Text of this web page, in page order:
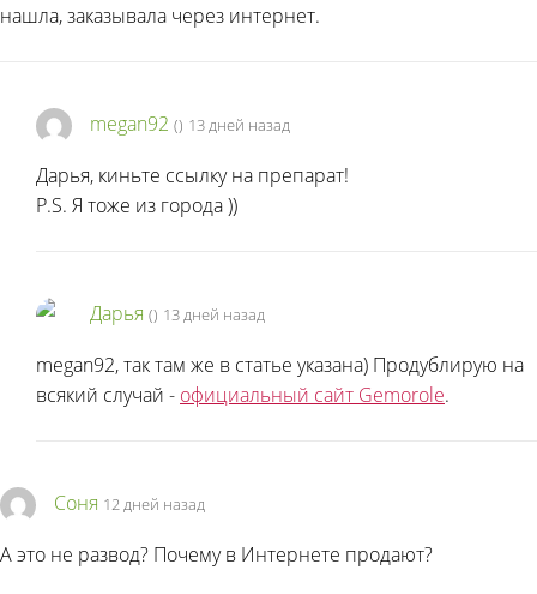
нашла, заказывала через интернет.
megan92 () 13 дней назад
Дарья, киньте ссылку на препарат!
P.S. Я тоже из города))
Дарья () 13 дней назад
megan92, так там же в статье указана) Продублирую на
всякий случай - официальный сайт Gemorole.
Соня 12 дней назад
А это не развод? Почему в Интернете продают?